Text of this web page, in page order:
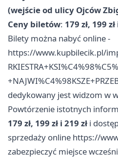
(wejście od ulicy Ojców
Ceny biletów: 179 zł, 199 zł
Bilety można nabyć online -
https://www.kupbilecik.pl/
dedykowany jest widzom w
Powtórzenie istotnych
179 zł, 199 zł i 219 zł i
sprzedaży online https://
zabezpieczyć miejsce